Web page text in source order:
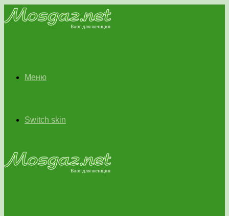
Меню
Switch skin